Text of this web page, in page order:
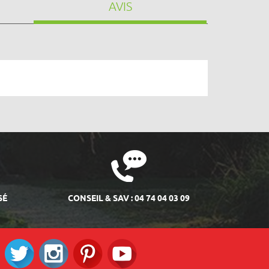
AVIS
CONSEIL & SAV : 04 74 04 03 09